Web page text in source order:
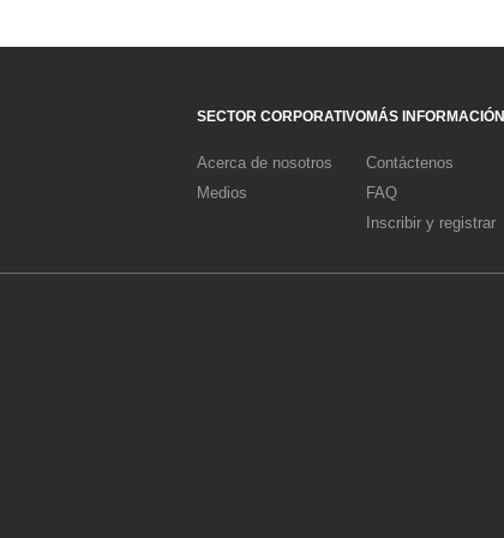
SECTOR CORPORATIVO
Acerca de nosotros
Medios
MÁS INFORMACIÓN
Contáctenos
FAQ
Inscribir y registrar